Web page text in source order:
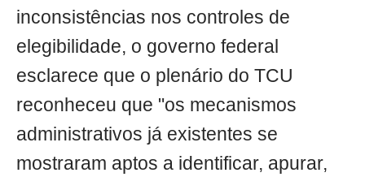
inconsistências nos controles de
elegibilidade, o governo federal
esclarece que o plenário do TCU
reconheceu que "os mecanismos
administrativos já existentes se
mostraram aptos a identificar, apurar,